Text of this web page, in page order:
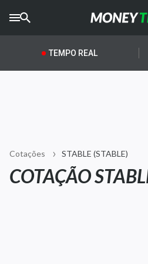
CRYPTOTIMES
AGROTIMES
Newsletters
Money Trader
TEMPO REAL
Cotações ​​STABLE (STABLE)
COTAÇÃO